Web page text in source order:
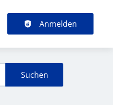
Anmelden
Suchen